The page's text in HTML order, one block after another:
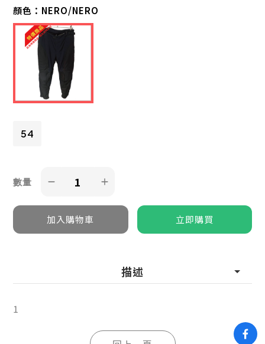
顏色： NERO/NERO
54
數量
描述
1